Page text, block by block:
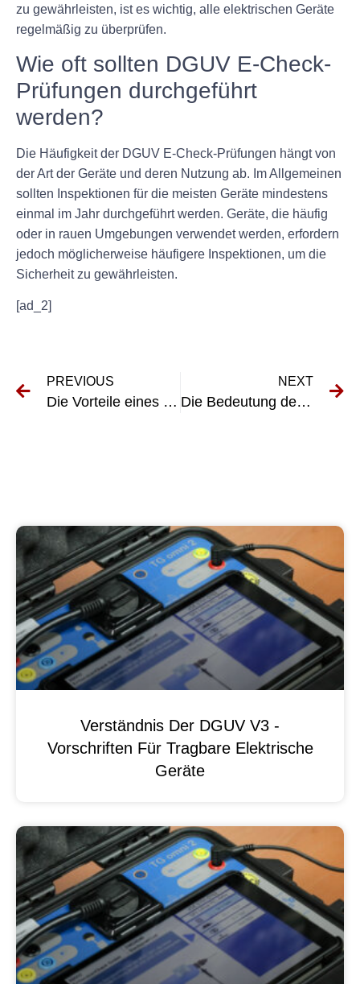
zu gewährleisten, ist es wichtig, alle elektrischen Geräte
regelmäßig zu überprüfen.
Wie oft sollten DGUV E-Check-
Prüfungen durchgeführt
werden?
Die Häufigkeit der DGUV E-Check-Prüfungen hängt von
der Art der Geräte und deren Nutzung ab. Im Allgemeinen
sollten Inspektionen für die meisten Geräte mindestens
einmal im Jahr durchgeführt werden. Geräte, die häufig
oder in rauen Umgebungen verwendet werden, erfordern
jedoch möglicherweise häufigere Inspektionen, um die
Sicherheit zu gewährleisten.
[ad_2]
PREVIOUS
Die Vorteile eines detaillierten Prüf- und Messprotokolls bei Erst- und Wiederholungsprüfungen elektrischer Anlagen
NEXT
Die Bedeutung der UVV-Prüfung in der Luftfahrtindustrie verstehen
Verständnis Der DGUV V3 -
Vorschriften Für Tragbare Elektrische
Geräte